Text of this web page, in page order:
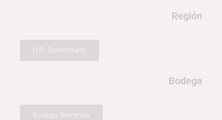
Región
D.O. Somontano
Bodega
Bodega Sommos